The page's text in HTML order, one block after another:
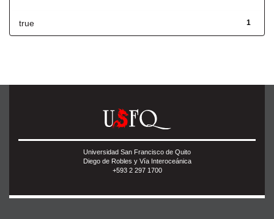
1
true
Universidad San Francisco de Quito
Diego de Robles y Vía Interoceánica
+593 2 297 1700